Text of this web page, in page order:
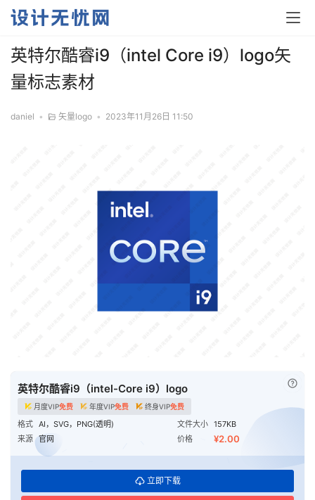
英特尔酷睿i9（intel Core i9）logo矢
量标志素材
daniel • 矢量logo • 2023年11月26日 11:50
英特尔酷睿i9（intel-Core i9）logo
月度VIP免费 年度VIP免费 终身VIP免费
格式 AI，SVG，PNG(透明) 文件大小 157KB
来源 官网 价格 ¥2.00
立即下载